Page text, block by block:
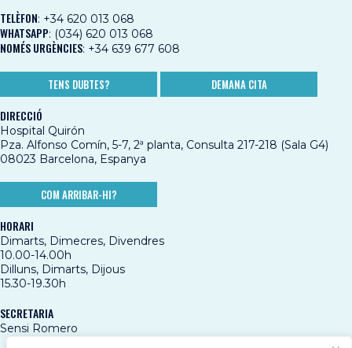
TELÈFON: +34 620 013 068
WHATSAPP: (034) 620 013 068
NOMÉS URGÈNCIES: +34 639 677 608
TENS DUBTES? DEMANA CITA
DIRECCIÓ
Hospital Quirón
Pza. Alfonso Comín, 5-7, 2ª planta, Consulta 217-218 (Sala G4)
08023 Barcelona, Espanya
COM ARRIBAR-HI?
HORARI
Dimarts, Dimecres, Divendres
10.00-14.00h
Dilluns, Dimarts, Dijous
15.30-19.30h
SECRETARIA
Sensi Romero